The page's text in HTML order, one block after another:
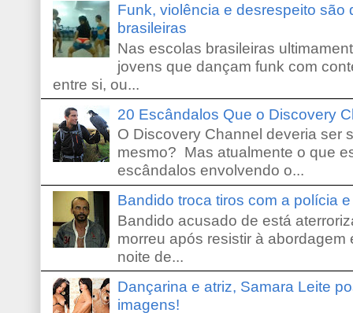
Funk, violência e desrespeito são
brasileiras
Nas escolas brasileiras
jovens que dançam funk com
entre si, ou...
20 Escândalos Que o Discovery
O Discovery Channel deveria ser
mesmo? Mas atualmente o que
escândalos envolvendo o...
Bandido troca tiros com a polícia
Bandido acusado de está
morreu após resistir à
noite de...
Dançarina e atriz, Samara Leite
imagens!